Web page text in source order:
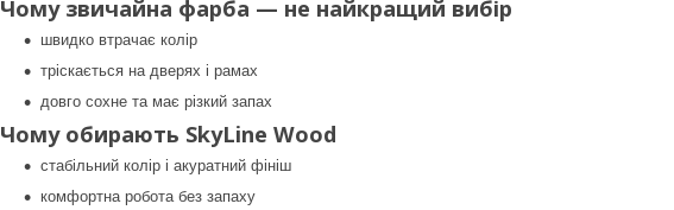
Чому звичайна фарба — не найкращий вибір
швидко втрачає колір
тріскається на дверях і рамах
довго сохне та має різкий запах
Чому обирають SkyLine Wood
стабільний колір і акуратний фініш
комфортна робота без запаху